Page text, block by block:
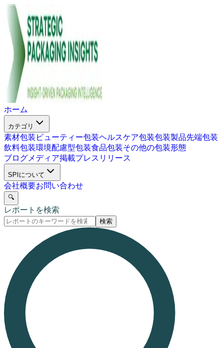
ホーム
カテゴリ
素材包装 ビューティー包装ヘルスケア包装包装製品先端包装
飲料包装環境配慮型包装食品包装その他の包装形態
ブログメディア掲載プレスリリース
SPIについて
会社概要お問い合わせ
🔍
レポートを検索
検索